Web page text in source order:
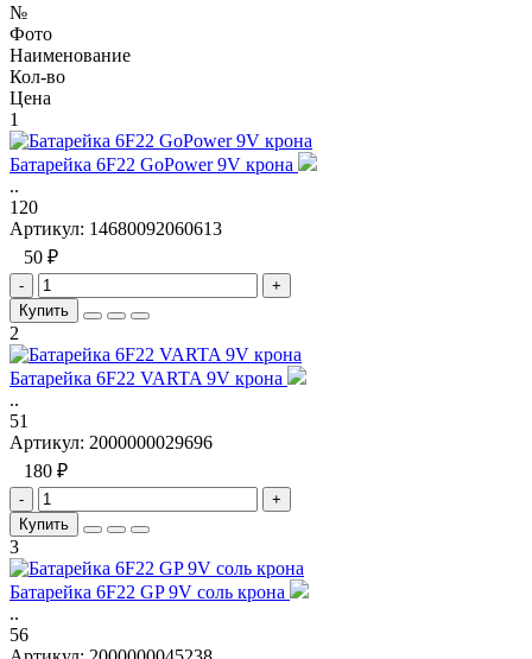
№
Фото
Наименование
Кол-во
Цена
1
Батарейка 6F22 GoPower 9V крона
..
120
Артикул: 14680092060613
50 ₽
-
+
Купить
2
Батарейка 6F22 VARTA 9V крона
..
51
Артикул: 2000000029696
180 ₽
-
+
Купить
3
Батарейка 6F22 GP 9V соль крона
..
56